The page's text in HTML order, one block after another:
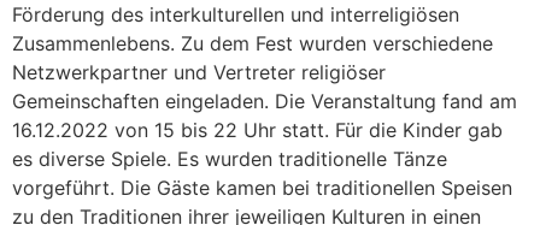
Förderung des interkulturellen und interreligiösen
Zusammenlebens. Zu dem Fest wurden verschiedene
Netzwerkpartner und Vertreter religiöser
Gemeinschaften eingeladen. Die Veranstaltung fand am
16.12.2022 von 15 bis 22 Uhr statt. Für die Kinder gab
es diverse Spiele. Es wurden traditionelle Tänze
vorgeführt. Die Gäste kamen bei traditionellen Speisen
zu den Traditionen ihrer jeweiligen Kulturen in einen